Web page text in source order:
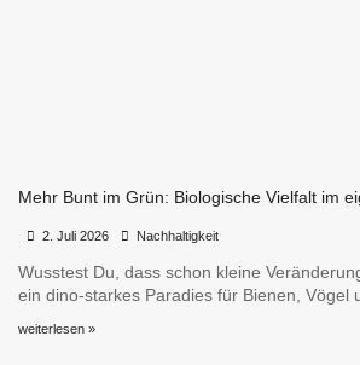
Mehr Bunt im Grün: Biologische Vielfalt im
2. Juli 2026 Nachhaltigkeit
Wusstest Du, dass schon kleine
ein dino-starkes Paradies für Bienen, Vögel
weiterlesen »